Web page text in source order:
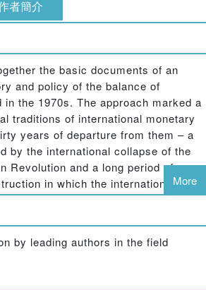
者簡介
the basic documents of an
and policy of the balance of
in the 1970s. The approach marked a
traditions of international monetary
years of departure from them – a
by the international collapse of the
Revolution and a long period of war
in which the international
fragmented by exchange controls,
and controls over international
More
by leading authors in the field